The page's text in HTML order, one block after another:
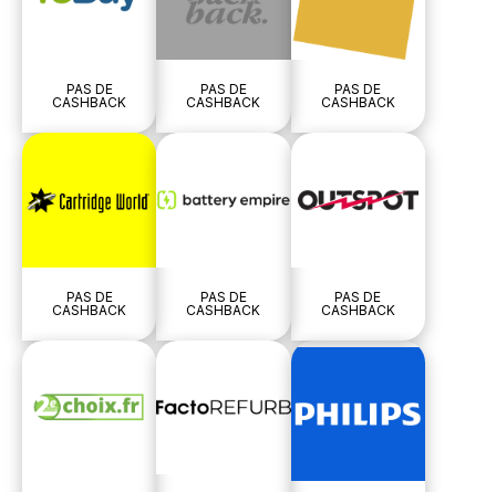
PAS DE
CASHBACK
PAS DE
CASHBACK
PAS DE
CASHBACK
PAS DE
CASHBACK
PAS DE
CASHBACK
PAS DE
CASHBACK